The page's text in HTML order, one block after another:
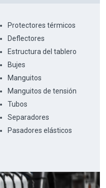
Protectores térmicos
Deflectores
Estructura del tablero
Bujes
Manguitos
Manguitos de tensión
Tubos
Separadores
Pasadores elásticos